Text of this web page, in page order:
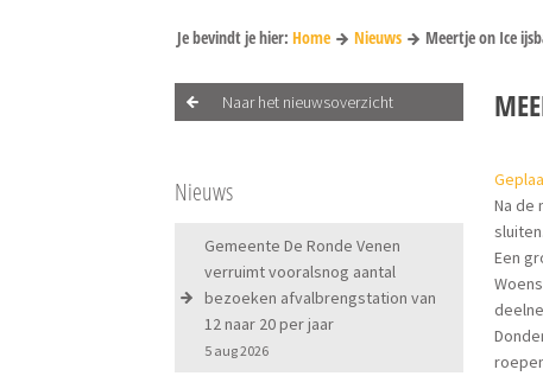
Je bevindt je hier: Home Nieuws Meertje on Ice
Naar het nieuwsoverzicht
Nieuws
Gemeente De Ronde Venen
verruimt vooralsnog aantal
bezoeken afvalbrengstation van
12 naar 20 per jaar
5 aug 2026
Na de
sluiten.
Een